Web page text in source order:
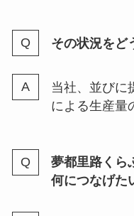
その状況をど
当社、並びに
による生産量
夢都里路くら
何につなげた